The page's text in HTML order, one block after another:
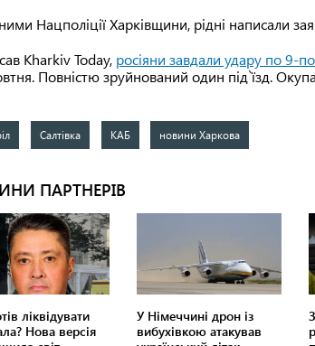
Нацполіції Харківщини, рідні написали
Kharkiv Today, росіяни завдали удару по 9-
Повністю зруйнований один під`їзд.
Салтівка КАБ новини Харкова